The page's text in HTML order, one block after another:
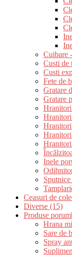
Cuibare
Custi de
Custi
Fete de
Gratare
Gratare
Inele
Ceasuri de
Diverse (15)
Produse
Hrana
Sare de
Spray